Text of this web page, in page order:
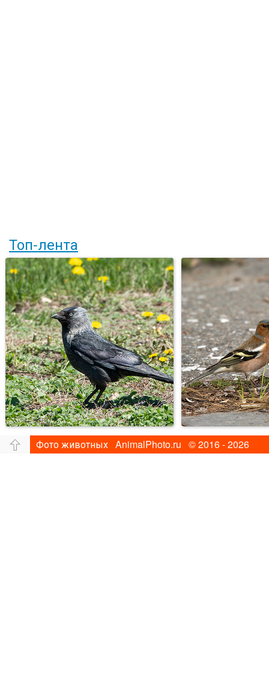
Топ-лента
Фото животных AnimalPhoto.ru © 2016 - 2026